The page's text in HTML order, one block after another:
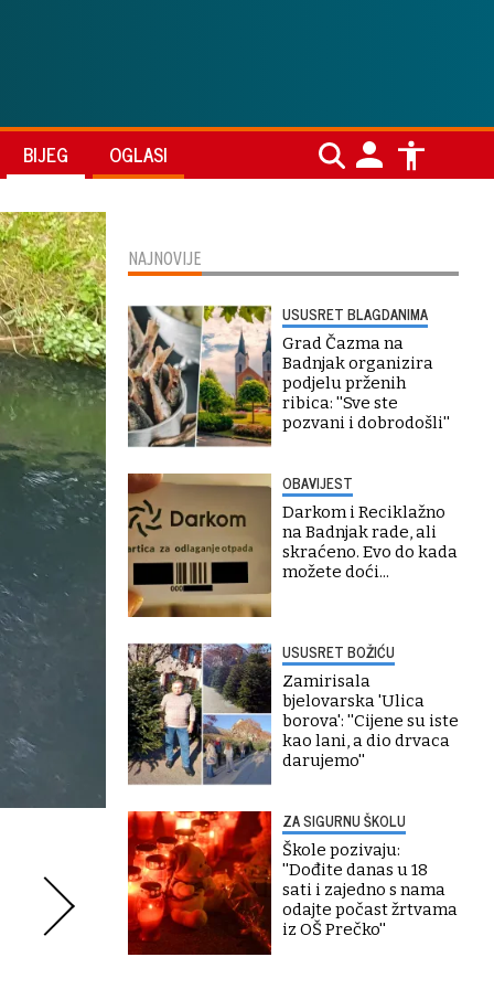
BIJEG OGLASI
NAJNOVIJE
USUSRET BLAGDANIMA
Grad Čazma na
Badnjak organizira
podjelu prženih
ribica: ''Sve ste
pozvani i dobrodošli''
OBAVIJEST
Darkom i Reciklažno
na Badnjak rade, ali
skraćeno. Evo do kada
možete doći...
USUSRET BOŽIĆU
Zamirisala
bjelovarska 'Ulica
borova': ''Cijene su iste
kao lani, a dio drvaca
darujemo''
ZA SIGURNU ŠKOLU
Škole pozivaju:
''Dođite danas u 18
sati i zajedno s nama
odajte počast žrtvama
iz OŠ Prečko''